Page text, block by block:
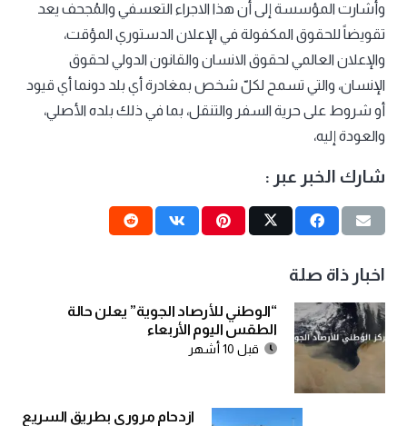
وأشارت المؤسسة إلى أن هذا الاجراء التعسفي والمُجحف يعد
تقويضاً للحقوق المكفولة في الإعلان الدستوري المؤقت،
والإعلان العالمي لحقوق الانسان والقانون الدولي لحقوق
الإنسان، والتي تسمح لكلّ شخص بمغادرة أي بلد دونما أي قيود
أو شروط على حرية السفر والتنقل، بما في ذلك بلده الأصلي،
والعودة إليه،
شارك الخبر عبر :
اخبار ذاة صلة
“الوطني للأرصاد الجوية” يعلن حالة
الطقس اليوم الأربعاء
قبل 10 أشهر
ازدحام مروري بطريق السريع